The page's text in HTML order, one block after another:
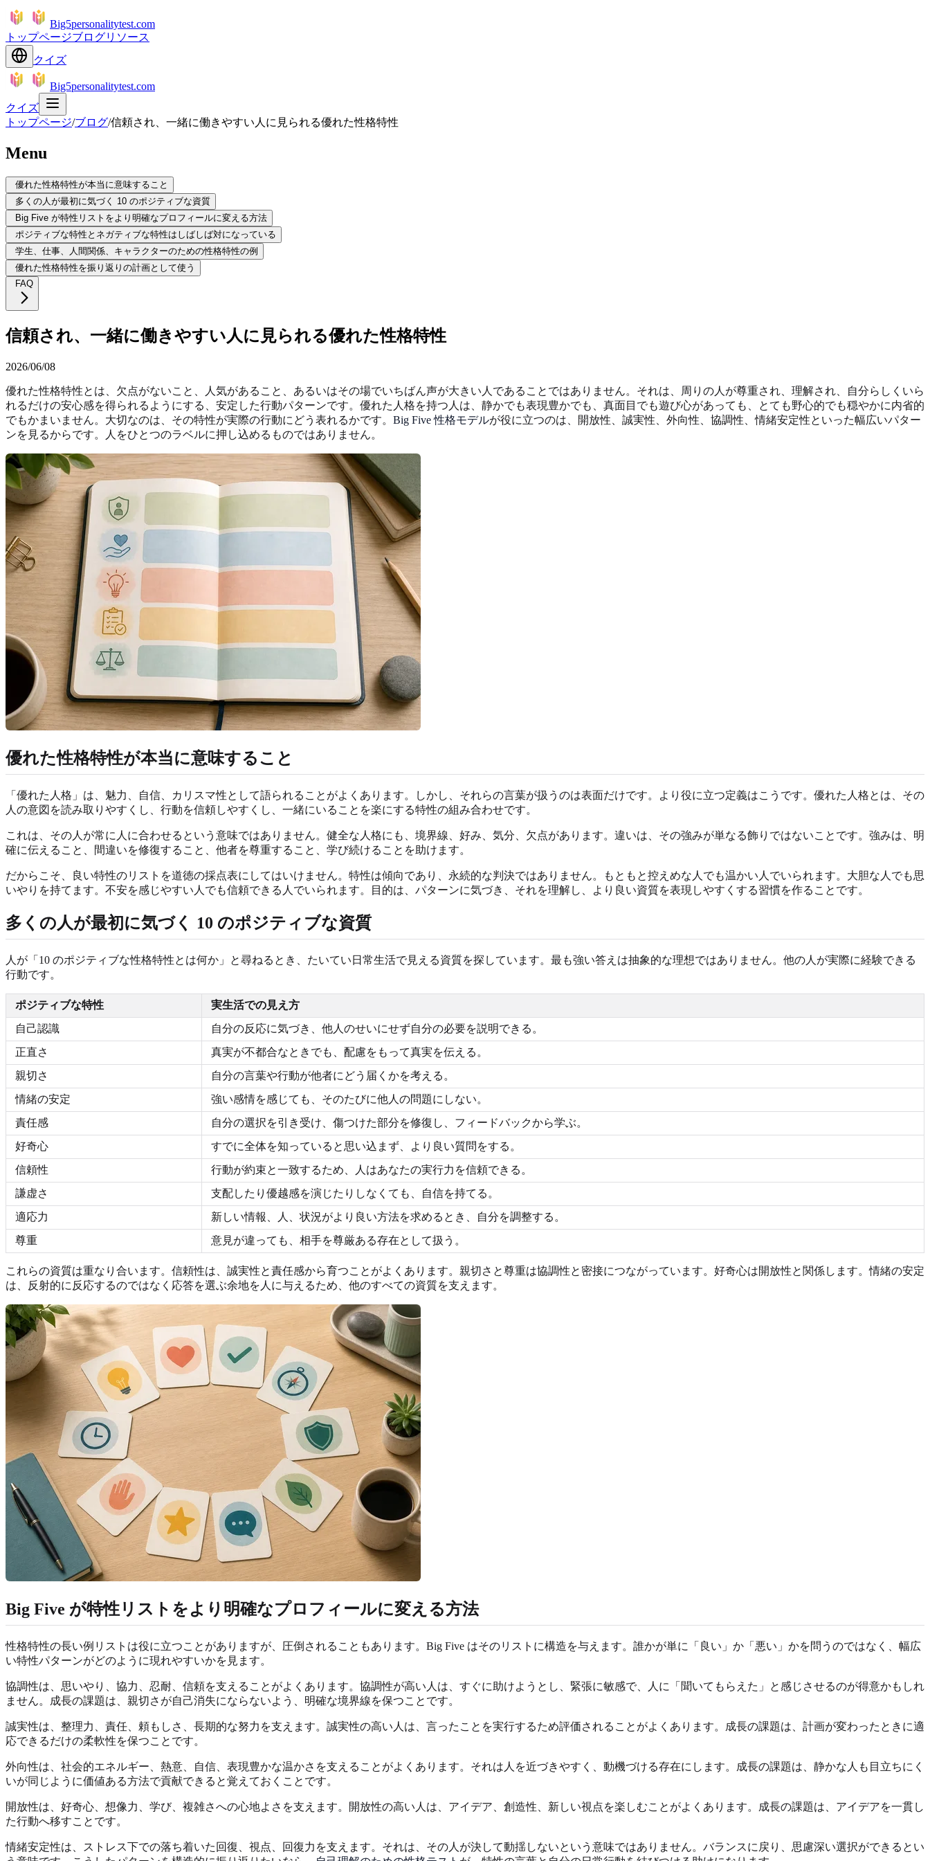
Big5personalitytest.com
トップページブログリソース
クイズ
Big5personalitytest.com
クイズ
トップページ/ブログ/信頼され、一緒に働きやすい人に見られる優れた性格特性
Menu
優れた性格特性が本当に意味すること
多くの人が最初に気づく 10 のポジティブな資質
Big Five が特性リストをより明確なプロフィールに変える方法
ポジティブな特性とネガティブな特性はしばしば対になっている
学生、仕事、人間関係、キャラクターのための性格特性の例
優れた性格特性を振り返りの計画として使う
FAQ
信頼され、一緒に働きやすい人に見られる優れた性格特性
2026/06/08
優れた性格特性とは、欠点がないこと、人気があること、あるいはその場でいちばん声が大きい人であることではありません。それは、周りの人が尊重され、理解され、自分らしくいら
れるだけの安心感を得られるようにする、安定した行動パターンです。優れた人格を持つ人は、静かでも表現豊かでも、真面目でも遊び心があっても、とても野心的でも穏やかに内省的
でもかまいません。大切なのは、その特性が実際の行動にどう表れるかです。 Big Five 性格モデルが役に立つのは、開放性、誠実性、外向性、協調性、情緒安定性といった幅広いパター
ンを見るからです。人をひとつのラベルに押し込めるものではありません。
優れた性格特性が本当に意味すること
「優れた人格」は、魅力、自信、カリスマ性として語られることがよくあります。しかし、それらの言葉が扱うのは表面だけです。より役に立つ定義はこうです。優れた人格とは、その
人の意図を読み取りやすくし、行動を信頼しやすくし、一緒にいることを楽にする特性の組み合わせです。
これは、その人が常に人に合わせるという意味ではありません。健全な人格にも、境界線、好み、気分、欠点があります。違いは、その強みが単なる飾りではないことです。強みは、明
確に伝えること、間違いを修復すること、他者を尊重すること、学び続けることを助けます。
だからこそ、良い特性のリストを道徳の採点表にしてはいけません。特性は傾向であり、永続的な判決ではありません。もともと控えめな人でも温かい人でいられます。大胆な人でも思
いやりを持てます。不安を感じやすい人でも信頼できる人でいられます。目的は、パターンに気づき、それを理解し、より良い資質を表現しやすくする習慣を作ることです。
多くの人が最初に気づく 10 のポジティブな資質
人が「10 のポジティブな性格特性とは何か」と尋ねるとき、たいてい日常生活で見える資質を探しています。最も強い答えは抽象的な理想ではありません。他の人が実際に経験できる
行動です。
ポジティブな特性
実生活での見え方
自己認識
自分の反応に気づき、他人のせいにせず自分の必要を説明できる。
正直さ
真実が不都合なときでも、配慮をもって真実を伝える。
親切さ
自分の言葉や行動が他者にどう届くかを考える。
情緒の安定
強い感情を感じても、そのたびに他人の問題にしない。
責任感
自分の選択を引き受け、傷つけた部分を修復し、フィードバックから学ぶ。
好奇心
すでに全体を知っていると思い込まず、より良い質問をする。
信頼性
行動が約束と一致するため、人はあなたの実行力を信頼できる。
謙虚さ
支配したり優越感を演じたりしなくても、自信を持てる。
適応力
新しい情報、人、状況がより良い方法を求めるとき、自分を調整する。
尊重
意見が違っても、相手を尊厳ある存在として扱う。
これらの資質は重なり合います。信頼性は、誠実性と責任感から育つことがよくあります。親切さと尊重は協調性と密接につながっています。好奇心は開放性と関係します。情緒の安定
は、反射的に反応するのではなく応答を選ぶ余地を人に与えるため、他のすべての資質を支えます。
Big Five が特性リストをより明確なプロフィールに変える方法
性格特性の長い例リストは役に立つことがありますが、圧倒されることもあります。Big Five はそのリストに構造を与えます。誰かが単に「良い」か「悪い」かを問うのではなく、幅広
い特性パターンがどのように現れやすいかを見ます。
協調性は、思いやり、協力、忍耐、信頼を支えることがよくあります。協調性が高い人は、すぐに助けようとし、緊張に敏感で、人に「聞いてもらえた」と感じさせるのが得意かもしれ
ません。成長の課題は、親切さが自己消失にならないよう、明確な境界線を保つことです。
誠実性は、整理力、責任、頼もしさ、長期的な努力を支えます。誠実性の高い人は、言ったことを実行するため評価されることがよくあります。成長の課題は、計画が変わったときに適
応できるだけの柔軟性を保つことです。
外向性は、社会的エネルギー、熱意、自信、表現豊かな温かさを支えることがよくあります。それは人を近づきやすく、動機づける存在にします。成長の課題は、静かな人も目立ちにく
いが同じように価値ある方法で貢献できると覚えておくことです。
開放性は、好奇心、想像力、学び、複雑さへの心地よさを支えます。開放性の高い人は、アイデア、創造性、新しい視点を楽しむことがよくあります。成長の課題は、アイデアを一貫し
た行動へ移すことです。
情緒安定性は、ストレス下での落ち着いた回復、視点、回復力を支えます。それは、その人が決して動揺しないという意味ではありません。バランスに戻り、思慮深い選択ができるとい